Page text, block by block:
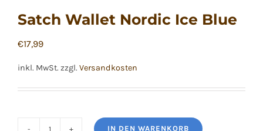
Satch Wallet Nordic Ice Blue
€17,99
inkl. MwSt. zzgl. Versandkosten
IN DEN WARENKORB